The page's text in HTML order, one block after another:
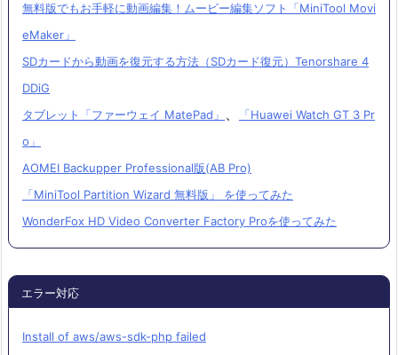
無料版でもお手軽に動画編集！ムービー編集ソフト「MiniTool Movi
eMaker」
SDカードから動画を復元する方法（SDカード復元）Tenorshare 4
DDiG
タブレット「ファーウェイ MatePad」 、
「Huawei Watch GT 3 Pr
o」
AOMEI Backupper Professional版(AB Pro)
「MiniTool Partition Wizard 無料版」 を使ってみた
WonderFox HD Video Converter Factory Proを使ってみた
エラー対応
Install of aws/aws-sdk-php failed